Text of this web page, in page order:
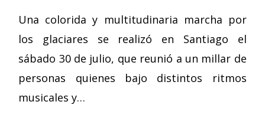
Una colorida y multitudinaria marcha por
los glaciares se realizó en Santiago el
sábado 30 de julio, que reunió a un millar de
personas quienes bajo distintos ritmos
musicales y…